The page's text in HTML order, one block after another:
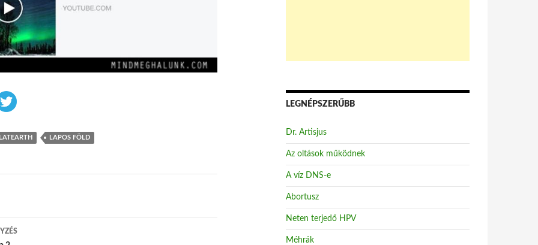
LAPOS FÖLD
LEGNÉPSZERŰBB
Dr. Artisjus
Az oltások működnek
A víz DNS-e
Abortusz
Neten terjedő HPV
Méhrák